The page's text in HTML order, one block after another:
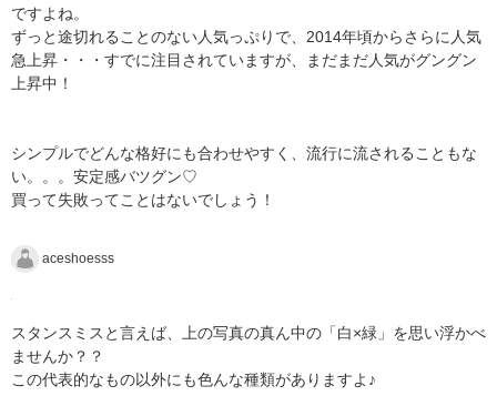
ですよね。
ずっと途切れることのない人気っぷりで、2014年頃からさらに人気
急上昇・・・すでに注目されていますが、まだまだ人気がグングン
上昇中！
シンプルでどんな格好にも合わせやすく、流行に流されることもな
い。。。安定感バツグン♡
買って失敗ってことはないでしょう！
aceshoesss
スタンスミスと言えば、上の写真の真ん中の「白×緑」を思い浮かべ
ませんか？？
この代表的なもの以外にも色んな種類がありますよ♪